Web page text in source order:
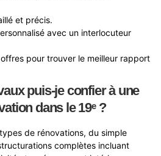
et précis.
avec un interlocuteur
pour trouver le meilleur rapport
puis-je confier à une
dans le 19ᵉ ?
de rénovations, du simple
complètes incluant